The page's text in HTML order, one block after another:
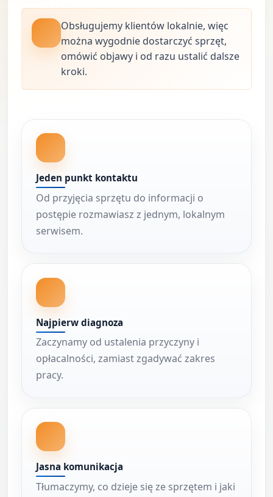
Obsługujemy klientów lokalnie, więc
można wygodnie dostarczyć sprzęt,
omówić objawy i od razu ustalić dalsze
kroki.
Jeden punkt kontaktu
Od przyjęcia sprzętu do informacji o
postępie rozmawiasz z jednym, lokalnym
serwisem.
Najpierw diagnoza
Zaczynamy od ustalenia przyczyny i
opłacalności, zamiast zgadywać zakres
pracy.
Jasna komunikacja
Tłumaczymy, co dzieje się ze sprzętem i jaki